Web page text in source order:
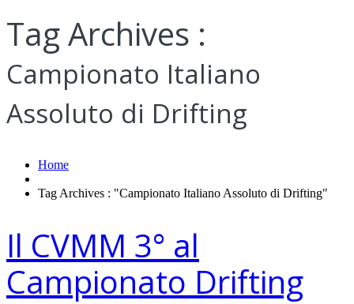
Tag Archives :
Campionato Italiano
Assoluto di Drifting
Home
Tag Archives : "Campionato Italiano Assoluto di Drifting"
Il CVMM 3° al
Campionato Drifting